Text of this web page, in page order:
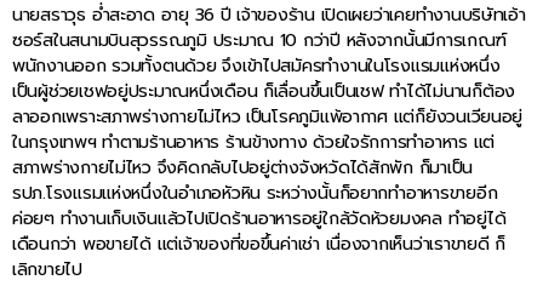
นายสราวุธ อ่ำสะอาด อายุ 36 ปี เจ้าของร้าน เปิดเผยว่าเคยทำงานบริษัทเอ้า
ซอร์สในสนามบินสุวรรณภูมิ ประมาณ 10 กว่าปี หลังจากนั้นมีการเกณฑ์
พนักงานออก รวมทั้งตนด้วย จึงเข้าไปสมัครทำงานในโรงแรมแห่งหนึ่ง
เป็นผู้ช่วยเชฟอยู่ประมาณหนึ่งเดือน ก็เลื่อนขึ้นเป็นเชฟ ทำได้ไม่นานก็ต้อง
ลาออกเพราะสภาพร่างกายไม่ไหว เป็นโรคภูมิแพ้อากาศ แต่ก็ยังวนเวียนอยู่
ในกรุงเทพฯ ทำตามร้านอาหาร ร้านข้างทาง ด้วยใจรักการทำอาหาร แต่
สภาพร่างกายไม่ไหว จึงคิดกลับไปอยู่ต่างจังหวัดได้สักพัก ก็มาเป็น
รปภ.โรงแรมแห่งหนึ่งในอำเภอหัวหิน ระหว่างนั้นก็อยากทำอาหารขายอีก
ค่อยๆ ทำงานเก็บเงินแล้วไปเปิดร้านอาหารอยู่ใกล้วัดห้วยมงคล ทำอยู่ได้
เดือนกว่า พอขายได้ แต่เจ้าของที่ขอขึ้นค่าเช่า เนื่องจากเห็นว่าเราขายดี ก็
เลิกขายไป